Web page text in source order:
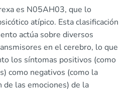
es N05AH03, que lo
atípico. Esta clasificación
actúa sobre diversos
en el cerebro, lo que
los síntomas positivos (como
como negativos (como la
de las emociones) de la